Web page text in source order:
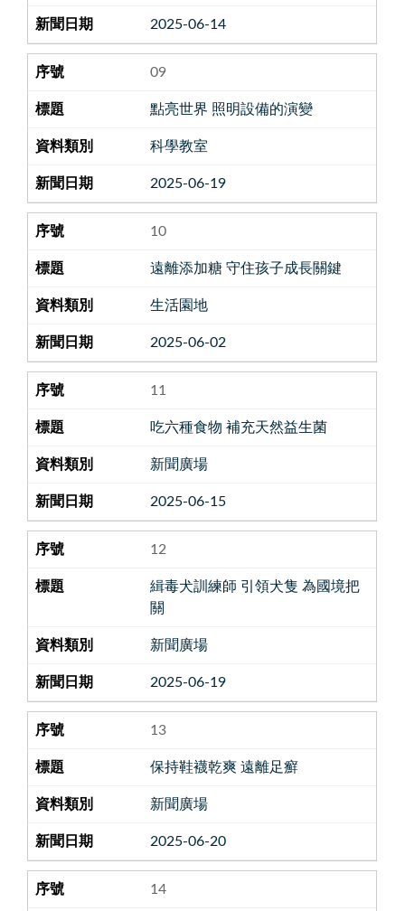
2025-06-14
09
點亮世界 照明設備的演變
科學教室
2025-06-19
10
遠離添加糖 守住孩子成長關鍵
生活園地
2025-06-02
11
吃六種食物 補充天然益生菌
新聞廣場
2025-06-15
12
緝毒犬訓練師 引領犬隻 為國境把
關
新聞廣場
2025-06-19
13
保持鞋襪乾爽 遠離足癬
新聞廣場
2025-06-20
14